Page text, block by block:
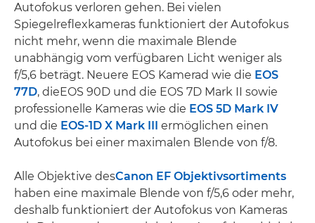
Autofokus verloren gehen. Bei vielen
Spiegelreflexkameras funktioniert der Autofokus
nicht mehr, wenn die maximale Blende
unabhängig vom verfügbaren Licht weniger als
f/5,6 beträgt. Neuere EOS Kamerad wie die EOS
77D, dieEOS 90D und die EOS 7D Mark II sowie
professionelle Kameras wie die EOS 5D Mark IV
und die EOS-1D X Mark III ermöglichen einen
Autofokus bei einer maximalen Blende von f/8.
Alle Objektive desCanon EF Objektivsortiments
haben eine maximale Blende von f/5,6 oder mehr,
deshalb funktioniert der Autofokus von Kameras